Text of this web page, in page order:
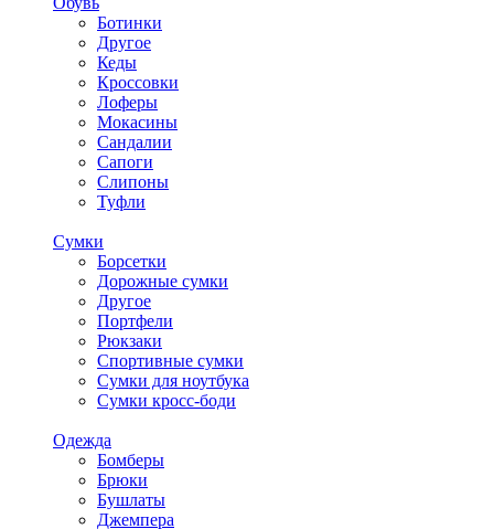
Ботинки
Другое
Кеды
Кроссовки
Лоферы
Мокасины
Сандалии
Сапоги
Слипоны
Туфли
Сумки
Борсетки
Дорожные сумки
Другое
Портфели
Рюкзаки
Спортивные сумки
Сумки для ноутбука
Сумки кросс-боди
Одежда
Бомберы
Брюки
Бушлаты
Джемпера